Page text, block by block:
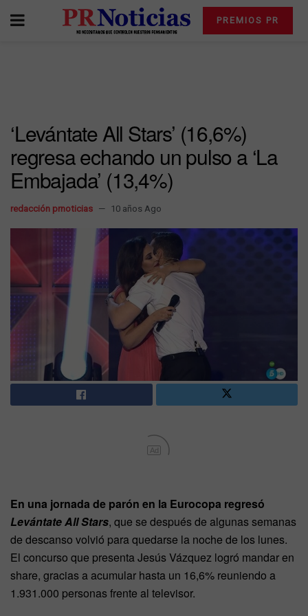
PREMIOS PR
‘Levántate All Stars’ (16,6%)
regresa echando un pulso a ‘La
Embajada’ (13,4%)
redacción prnoticias 10 años Ago
Ad
En una jornada de parón en la Eurocopa regresó
Levántate All Stars, que se después de algunas semanas
de descanso volvió para quedarse la noche de los lunes.
El concurso que presenta Jesús Vázquez logró mandar en
share, gracias a acumular hasta un 16,6% reuniendo a
1.931.000 personas frente al televisor.